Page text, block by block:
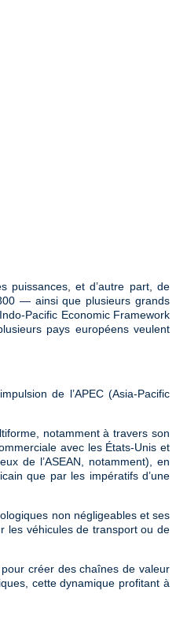
puissances, et d’autre part, de
— ainsi que plusieurs grands
Pacific Economic Framework
pays européens veulent
de l’APEC (Asia-Pacific
notamment à travers son
avec les États-Unis et
de l’ASEAN, notamment), en
que par les impératifs d’une
non négligeables et ses
les véhicules de transport ou de
créer des chaînes de valeur
cette dynamique profitant à